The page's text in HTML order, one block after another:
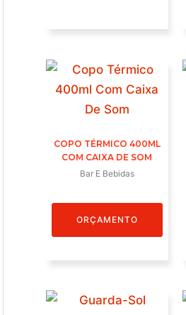
COPO TÉRMICO 400ML
COM CAIXA DE SOM
Bar E Bebidas
ORÇAMENTO